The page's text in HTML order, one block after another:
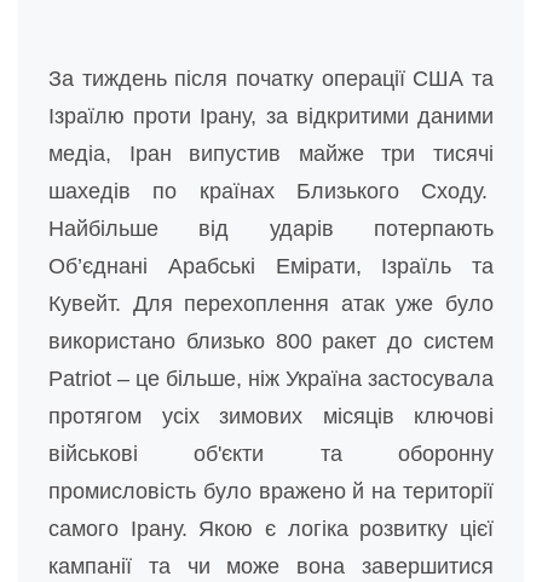
За тиждень після початку операції США та
Ізраїлю проти Ірану, за відкритими даними
медіа, Іран випустив майже три тисячі
шахедів по країнах Близького Сходу.
Найбільше від ударів потерпають
Об’єднані Арабські Емірати, Ізраїль та
Кувейт. Для перехоплення атак уже було
використано близько 800 ракет до систем
Patriot – це більше, ніж Україна застосувала
протягом усіх зимових місяців ключові
військові об'єкти та оборонну
промисловість було вражено й на території
самого Ірану. Якою є логіка розвитку цієї
кампанії та чи може вона завершитися